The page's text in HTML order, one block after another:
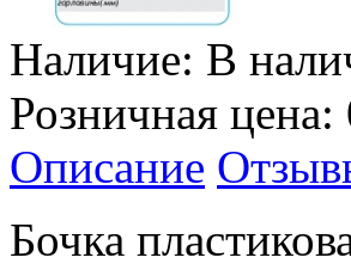
Наличие: В
Розничная цена:
Описание
Бочка